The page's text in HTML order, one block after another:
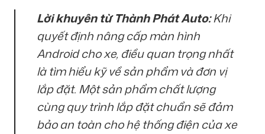
Lời khuyên từ Thành Phát Auto:Khi
quyết định nâng cấp màn hình
Android cho xe, điều quan trọng nhất
là tìm hiểu kỹ về sản phẩm và đơn vị
lắp đặt. Một sản phẩm chất lượng
cùng quy trình lắp đặt chuẩn sẽ đảm
bảo an toàn cho hệ thống điện của xe